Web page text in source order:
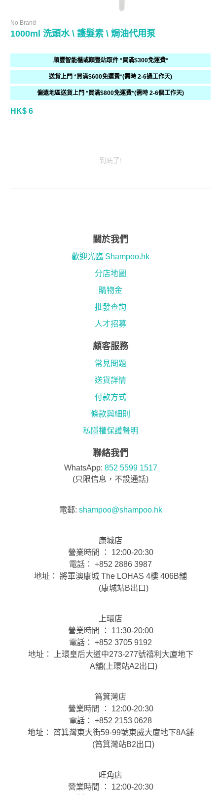
No Brand
1000ml 洗頭水 \ 護髮素 \ 焗油代用泵
順豐智能櫃或順豐站取件 *買滿$300免運費*
送貨上門 *買滿$600免運費*(需時 2-6過工作天)
偏遠地區送貨上門 *買滿$800免運費*(需時 2-6個工作天)
HK$ 6
到底了!
關於我們
歡迎光臨 Shampoo.hk
分店地圖
購物金
批發查詢
人才招募
顧客服務
常見問題
送貨詳情
付款方式
條款與細則
私隱權保護聲明
聯絡我們
WhatsApp: 852 5599 1517
(只限信息，不設通話)
電郵: shampoo@shampoo.hk
康城店
營業時間 ： 12:00-20:30
電話： +852 2886 3987
地址： 將軍澳康城 The LOHAS 4樓 406B舖
(康城站B出口)
上環店
營業時間 ： 11:30-20:00
電話： +852 3705 9192
地址： 上環皇后大道中273-277號禧利大廈地下
A舖(上環站A2出口)
筲箕灣店
營業時間 ： 12:00-20:30
電話： +852 2153 0628
地址： 筲箕灣東大街59-99號東威大廈地下8A舖
(筲箕灣站B2出口)
旺角店
營業時間 ： 12:00-20:30